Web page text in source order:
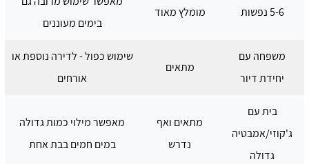
5-6 נפשות מומלץ מאוד
בימים מעוננים
משפחה עם
יחידת דיור
מתאים
שימוש כפול - לדירה נוספת או
אורחים
בית עם
ג'קוזי/אמבטיה
גדולה
מתאים ואף
נדרש
מאפשר מילוי כמות גדולה
במים חמים בבת אחת